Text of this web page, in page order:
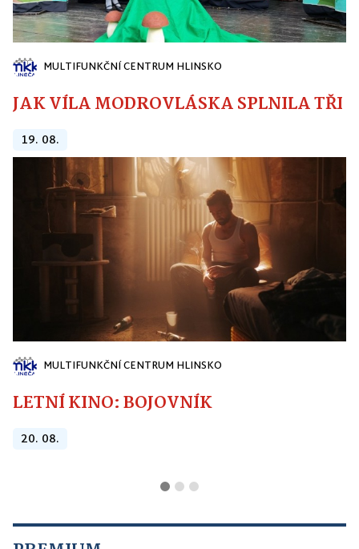
MULTIFUNKČNÍ CENTRUM HLINSKO
JAK VÍLA MODROVLÁSKA SPLNILA
19. 08.
MULTIFUNKČNÍ CENTRUM HLINSKO
LETNÍ KINO: BOJOVNÍK
20. 08.